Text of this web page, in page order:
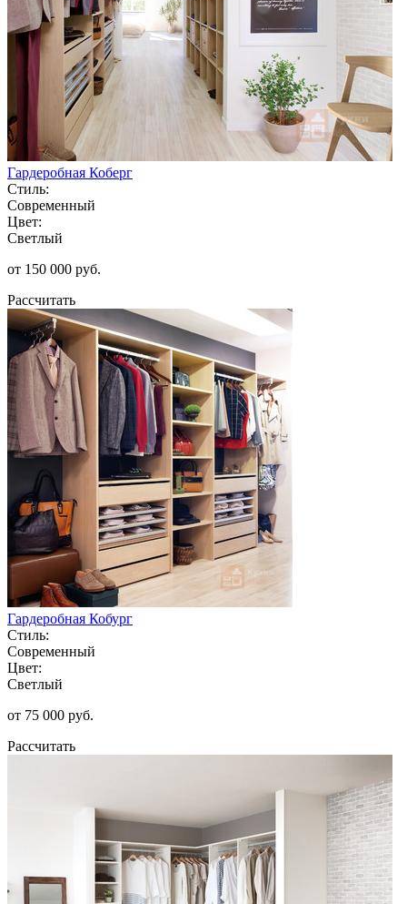
Гардеробная Коберг
Стиль:
Современный
Цвет:
Светлый
от 150 000 руб.
Рассчитать
Гардеробная Кобург
Стиль:
Современный
Цвет:
Светлый
от 75 000 руб.
Рассчитать